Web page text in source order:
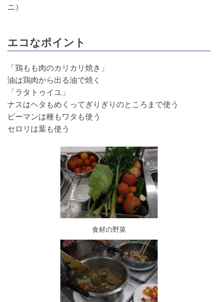
ニ）
エコなポイント
「鶏もも肉のカリカリ焼き」
油は鶏肉から出る油で焼く
「ラタトゥイユ」
ナスはヘタもめくってぎりぎりのところまで使う
ピーマンは種もワタも使う
セロリは葉も使う
食材の野菜